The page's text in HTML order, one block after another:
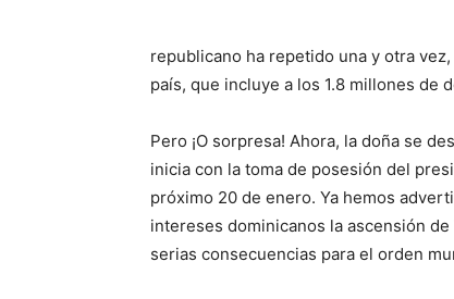
republicano ha repetido una y otra
país, que incluye a los 1.8 millones de
Pero ¡O sorpresa! Ahora, la doña se
inicia con la toma de posesión del
próximo 20 de enero. Ya hemos
intereses dominicanos la ascensión
serias consecuencias para el orden